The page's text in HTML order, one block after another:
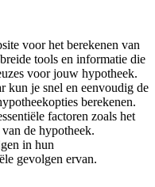
voor het berekenen van
tools en informatie die
voor jouw hypotheek.
kun je snel en eenvoudig de
berekenen.
factoren zoals het
de hypotheek.
in hun
gevolgen ervan.